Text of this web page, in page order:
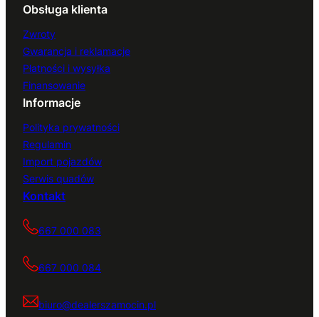
Obsługa klienta
Zwroty
Gwarancja i reklamacje
Płatności i wysyłka
Finansowanie
Informacje
Polityka prywatności
Regulamin
Import pojazdów
Serwis quadów
Kontakt
667 000 083
667 000 084
biuro@dealerszamocin.pl